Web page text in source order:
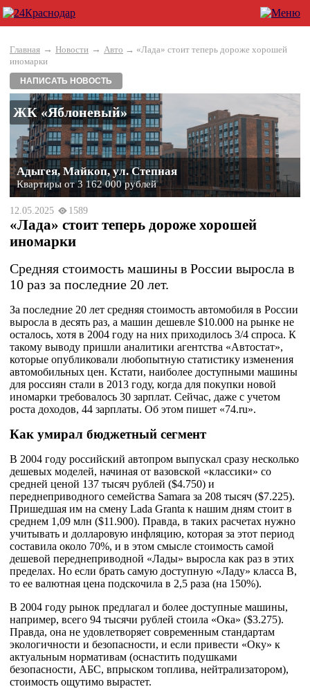
Главная → Новости → Авто → «Лада» стоит теперь дороже хорошей
иномарки
НАПИСАТЬ НОВОСТЬ
ЖК «Яблоневый»
Адыгея, Майкоп, ул. Степная
Квартиры от 3 162 000 рублей
12.05.2025 1589
«Лада» стоит теперь дороже хорошей
иномарки
Средняя стоимость машины в России выросла в
10 раз за последние 20 лет.
За последние 20 лет средняя стоимость автомобиля в России
выросла в десять раз, а машин дешевле $10.000 на рынке не
осталось, хотя в 2004 году на них приходилось 3/4 спроса. К
такому выводу пришли аналитики агентства «Автостат»,
которые опубликовали любопытную статистику изменения
автомобильных цен. Кстати, наиболее доступными машины
для россиян стали в 2013 году, когда для покупки новой
иномарки требовалось 30 зарплат. Сейчас, даже с учетом
роста доходов, 44 зарплаты. Об этом пишет «74.ru».
Как умирал бюджетный сегмент
В 2004 году российский автопром выпускал сразу несколько
дешевых моделей, начиная от вазовской «классики» со
средней ценой 137 тысяч рублей ($4.750) и
переднеприводного семейства Samara за 208 тысяч ($7.225).
Пришедшая им на смену Lada Granta к нашим дням стоит в
среднем 1,09 млн ($11.900). Правда, в таких расчетах нужно
учитывать и долларовую инфляцию, которая за этот период
составила около 70%, и в этом смысле стоимость самой
дешевой переднеприводной «Лады» выросла как раз в этих
пределах. Но если брать самую доступную «Ладу» класса В,
то ее валютная цена подскочила в 2,5 раза (на 150%).
В 2004 году рынок предлагал и более доступные машины,
например, всего 94 тысячи рублей стоила «Ока» ($3.275).
Правда, она не удовлетворяет современным стандартам
экологичности и безопасности, и если привести «Оку» к
актуальным нормативам (оснастить подушками
безопасности, АБС, впрыском топлива, нейтрализатором),
стоимость ощутимо вырастет.